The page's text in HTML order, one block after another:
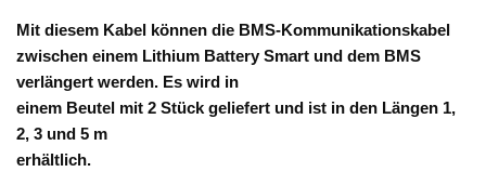
Mit diesem Kabel können die BMS-Kommunikationskabel
zwischen einem Lithium Battery Smart und dem BMS
verlängert werden. Es wird in
einem Beutel mit 2 Stück geliefert und ist in den Längen 1,
2, 3 und 5 m
erhältlich.